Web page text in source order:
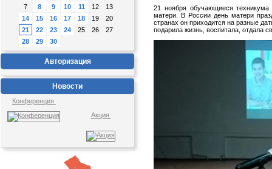
7
8 9 10 11 12
13
14
15 16 17 18 19
20
21
22 23 24 25 26
27
28
29 30
Авторизация
Новости
Конференция
Акция
21 ноября обучающиеся
матери. В России день матери
странах он приходится на разные
подарила жизнь, воспитала, отдала